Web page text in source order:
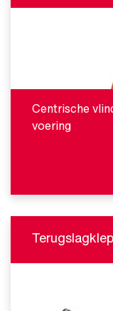
Centrische
voering